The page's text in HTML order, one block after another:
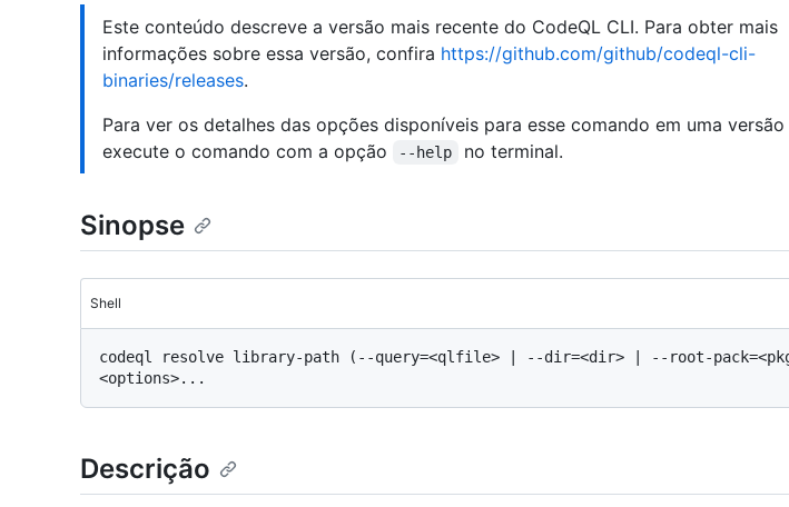
Este conteúdo descreve a versão mais recente do CodeQL CLI. Para obter mais
informações sobre essa versão, confira https://github.com/github/codeql-cli-
binaries/releases.
Para ver os detalhes das opções disponíveis para esse comando em uma versão
execute o comando com a opção
--help no terminal.
Sinopse
Shell
codeql resolve library-path (--query=<qlfile> | --dir=<dir> | --root-
Descrição